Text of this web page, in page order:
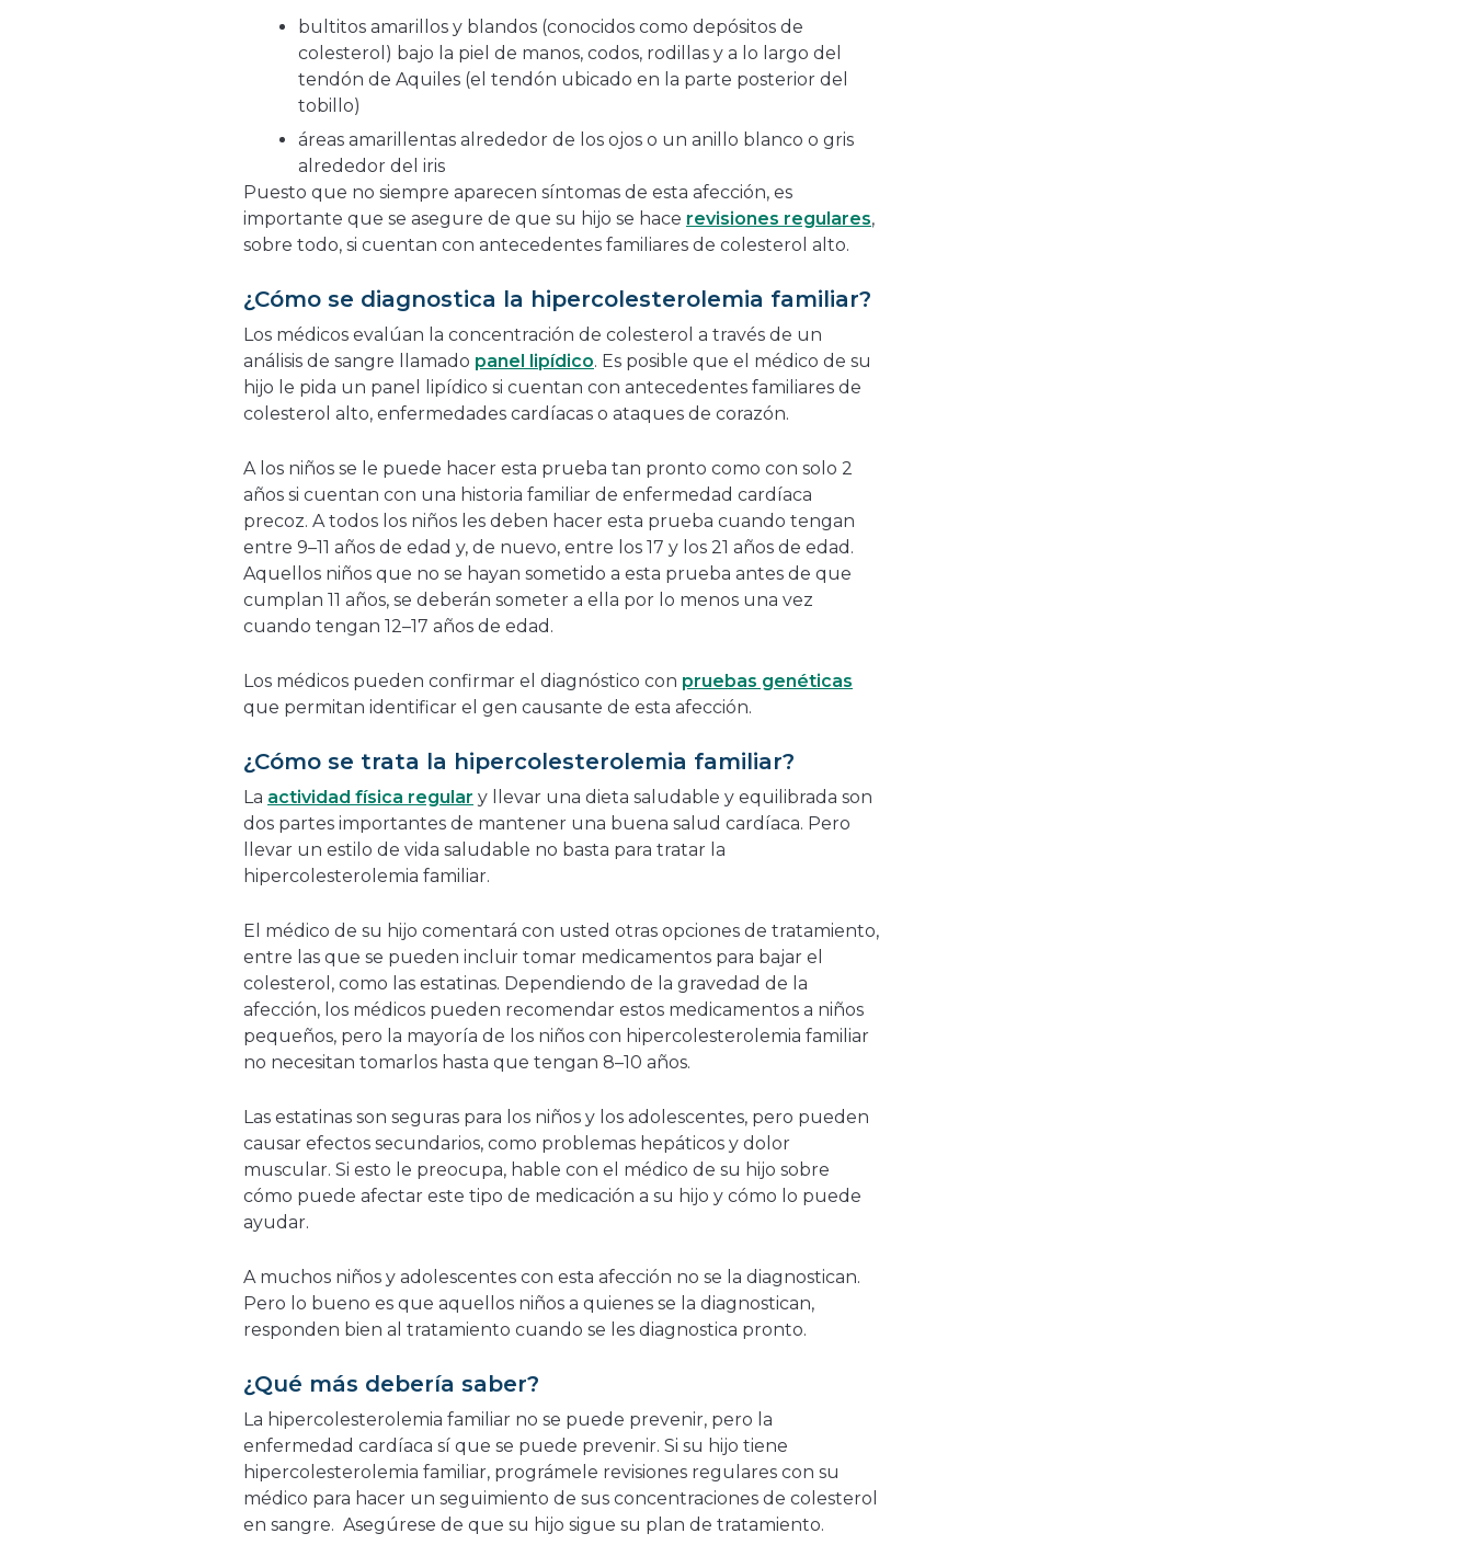
bultitos amarillos y blandos (conocidos como depósitos de
colesterol) bajo la piel de manos, codos, rodillas y a lo largo del
tendón de Aquiles (el tendón ubicado en la parte posterior del
tobillo)
áreas amarillentas alrededor de los ojos o un anillo blanco o gris
alrededor del iris
Puesto que no siempre aparecen síntomas de esta afección, es
importante que se asegure de que su hijo se hace revisiones regulares,
sobre todo, si cuentan con antecedentes familiares de colesterol alto.
¿Cómo se diagnostica la hipercolesterolemia familiar?
Los médicos evalúan la concentración de colesterol a través de un
análisis de sangre llamado panel lipídico. Es posible que el médico de su
hijo le pida un panel lipídico si cuentan con antecedentes familiares de
colesterol alto, enfermedades cardíacas o ataques de corazón.
A los niños se le puede hacer esta prueba tan pronto como con solo 2
años si cuentan con una historia familiar de enfermedad cardíaca
precoz. A todos los niños les deben hacer esta prueba cuando tengan
entre 9–11 años de edad y, de nuevo, entre los 17 y los 21 años de edad.
Aquellos niños que no se hayan sometido a esta prueba antes de que
cumplan 11 años, se deberán someter a ella por lo menos una vez
cuando tengan 12–17 años de edad.
Los médicos pueden confirmar el diagnóstico con pruebas genéticas
que permitan identificar el gen causante de esta afección.
¿Cómo se trata la hipercolesterolemia familiar?
La actividad física regular y llevar una dieta saludable y equilibrada son
dos partes importantes de mantener una buena salud cardíaca. Pero
llevar un estilo de vida saludable no basta para tratar la
hipercolesterolemia familiar.
El médico de su hijo comentará con usted otras opciones de tratamiento,
entre las que se pueden incluir tomar medicamentos para bajar el
colesterol, como las estatinas. Dependiendo de la gravedad de la
afección, los médicos pueden recomendar estos medicamentos a niños
pequeños, pero la mayoría de los niños con hipercolesterolemia familiar
no necesitan tomarlos hasta que tengan 8–10 años.
Las estatinas son seguras para los niños y los adolescentes, pero pueden
causar efectos secundarios, como problemas hepáticos y dolor
muscular. Si esto le preocupa, hable con el médico de su hijo sobre
cómo puede afectar este tipo de medicación a su hijo y cómo lo puede
ayudar.
A muchos niños y adolescentes con esta afección no se la diagnostican.
Pero lo bueno es que aquellos niños a quienes se la diagnostican,
responden bien al tratamiento cuando se les diagnostica pronto.
¿Qué más debería saber?
La hipercolesterolemia familiar no se puede prevenir, pero la
enfermedad cardíaca sí que se puede prevenir. Si su hijo tiene
hipercolesterolemia familiar, prográmele revisiones regulares con su
médico para hacer un seguimiento de sus concentraciones de colesterol
en sangre. Asegúrese de que su hijo sigue su plan de tratamiento.